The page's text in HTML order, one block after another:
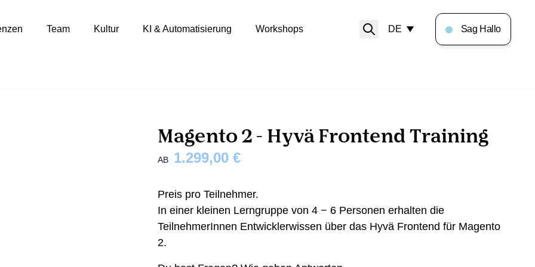
Team Kultur KI & Automatisierung Workshops DE Sag Hallo
Magento 2 - Hyvä Frontend Training
AB 1.299,00 €
Preis pro Teilnehmer.
In einer kleinen Lerngruppe von 4 − 6 Personen erhalten die
TeilnehmerInnen Entwicklerwissen über das Hyvä Frontend für Magento
2.